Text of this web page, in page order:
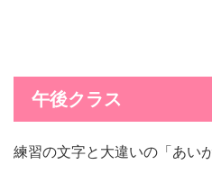
午後クラス
練習の文字と大違いの「あい